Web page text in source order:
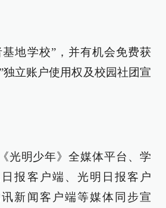
地学校”，并有机会免费获
独立账户使用权及校园社团宣
光明少年》全媒体平台、学
报客户端、光明日报客户
新闻客户端等媒体同步宣